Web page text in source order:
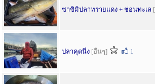
ซาชิมิปลาทรายแดง + ช่อนทะเล
ปลาคุดนึ่ง [อื่นๆ] 1